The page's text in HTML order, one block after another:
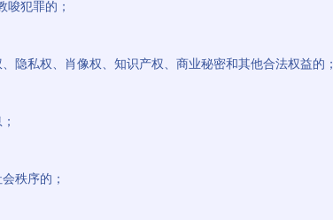
犯罪的；
隐私权、肖像权、知识产权、商业秘密和其他合法权益的；
秩序的；